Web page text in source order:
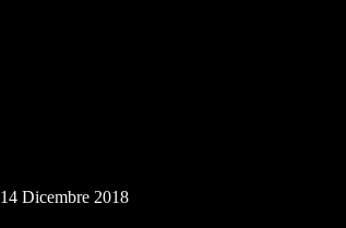
14 Dicembre 2018